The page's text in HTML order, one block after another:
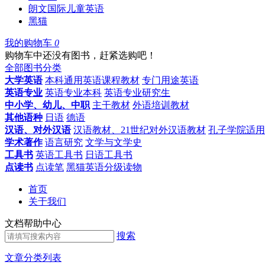
朗文国际儿童英语
黑猫
我的购物车 0
购物车中还没有图书，赶紧选购吧！
全部图书分类
大学英语 本科通用英语课程教材 专门用途英语
英语专业 英语专业本科 英语专业研究生
中小学、幼儿、中职 主干教材 外语培训教材
其他语种 日语 德语
汉语、对外汉语 汉语教材、21世纪对外汉语教材 孔子学院适
学术著作 语言研究 文学与文学史
工具书 英语工具书 日语工具书
点读书 点读笔 黑猫英语分级读物
首页
关于我们
文档帮助中心
搜索
文章分类列表